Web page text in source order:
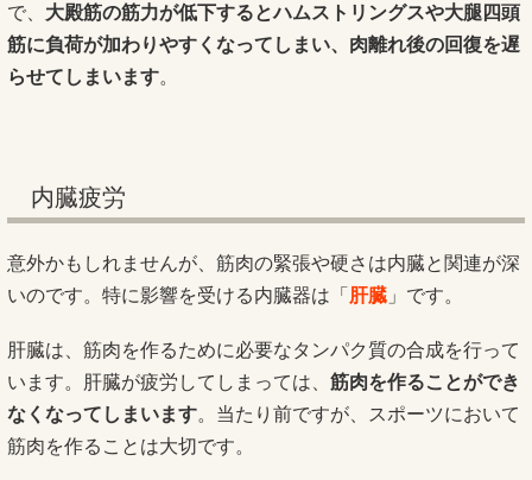
で、 大殿筋の筋力が低下するとハムストリングスや大腿四頭
筋に負荷が加わりやすくなってしまい、肉離れ後の回復を遅
らせてしまいます。
内臓疲労
意外かもしれませんが、筋肉の緊張や硬さは内臓と関連が深
いのです。特に影響を受ける内臓器は「 肝臓 」です。
肝臓は、筋肉を作るために必要なタンパク質の合成を行って
います。肝臓が疲労してしまっては、 筋肉を作ることができ
なくなってしまいます。当たり前ですが、スポーツにおいて
筋肉を作ることは大切です。